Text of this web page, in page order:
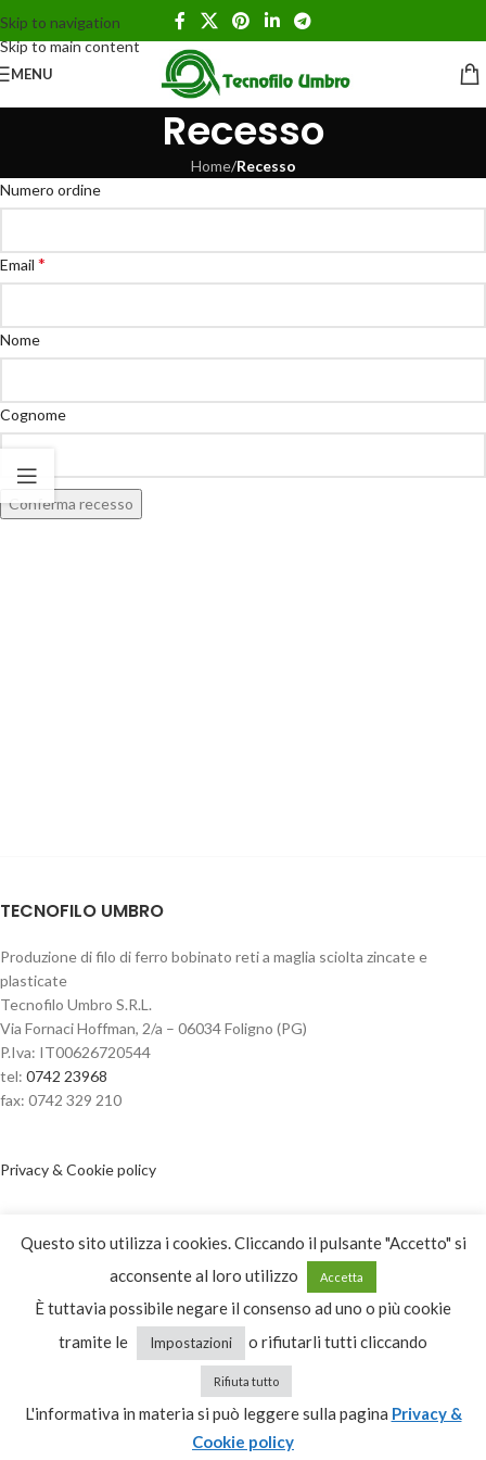
Skip to navigation
Skip to main content
MENU
Recesso
Home/Recesso
Numero ordine
Email *
Email
(ripetere)*
Nome
Cognome
Conferma recesso
TECNOFILO UMBRO
Produzione di filo di ferro bobinato reti a maglia sciolta zincate e
plasticate
Tecnofilo Umbro S.R.L.
Via Fornaci Hoffman, 2/a – 06034 Foligno (PG)
P.Iva: IT00626720544
tel: 0742 23968
fax: 0742 329 210
Privacy & Cookie policy
Dichiarazione di accessibilità
ORARI APERTURA
dal Lunedì al Venerdì
Questo sito utilizza i cookies. Cliccando il pulsante "Accetto" si
acconsente al loro utilizzo
Accetta
È tuttavia possibile negare il consenso ad uno o più cookie
tramite le
Impostazioni o rifiutarli tutti cliccando
Rifiuta tutto
L'informativa in materia si può leggere sulla pagina Privacy &
Cookie policy